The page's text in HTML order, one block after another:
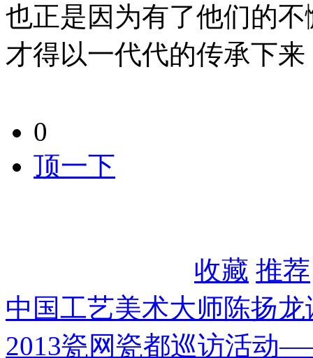
也正是因为有了他们的
才得以一代代的传承下
0
顶一下
收藏 推荐
中国工艺美术大师陈扬
2013瓷网瓷都巡访活动